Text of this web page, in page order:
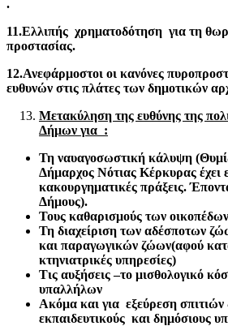
.
11.Ελλιπής χρηματοδότηση για τη
προστασίας.
12.Ανεφάρμοστοι οι κανόνες
ευθυνών στις πλάτες των δημοτικών
Μετακύληση της ευθύνης της
Δήμων για :
Τη ναυαγοσωστική κάλυψη
Δήμαρχος Νότιας Κέρκυρας έχει
κακουργηματικές πράξεις.
Δήμους).
Τους καθαρισμούς των
Τη διαχείριση των αδέσποτων
και παραγωγικών ζώων(αφού
κτηνιατρικές υπηρεσίες)
Τις αυξήσεις –το μισθολογικό
υπαλλήλων
Ακόμα και για εξεύρεση σπιτιών
εκπαιδευτικούς και δημόσιους